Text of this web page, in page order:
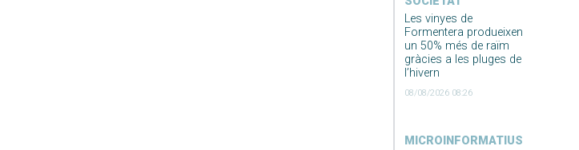
Les vinyes de
Formentera produeixen
un 50% més de raïm
gràcies a les pluges de
l’hivern
08/08/2026 08:26
MICROINFORMATIUS